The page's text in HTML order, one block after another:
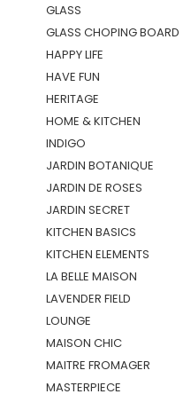
GLASS
GLASS CHOPING BOARD
HAPPY LIFE
HAVE FUN
HERITAGE
HOME & KITCHEN
INDIGO
JARDIN BOTANIQUE
JARDIN DE ROSES
JARDIN SECRET
KITCHEN BASICS
KITCHEN ELEMENTS
LA BELLE MAISON
LAVENDER FIELD
LOUNGE
MAISON CHIC
MAITRE FROMAGER
MASTERPIECE